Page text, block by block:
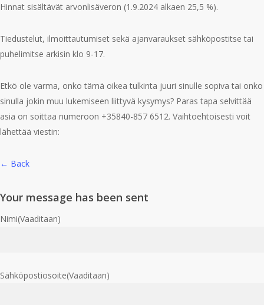
Hinnat sisältävät arvonlisäveron (1.9.2024 alkaen 25,5 %).
Tiedustelut, ilmoittautumiset sekä ajanvaraukset sähköpostitse tai
puhelimitse arkisin klo 9-17.
Etkö ole varma, onko tämä oikea tulkinta juuri sinulle sopiva tai onko
sinulla jokin muu lukemiseen liittyvä kysymys? Paras tapa selvittää
asia on soittaa numeroon +35840-857 6512. Vaihtoehtoisesti voit
lähettää viestin:
← Back
Your message has been sent
Nimi(Vaaditaan)
Sähköpostiosoite(Vaaditaan)